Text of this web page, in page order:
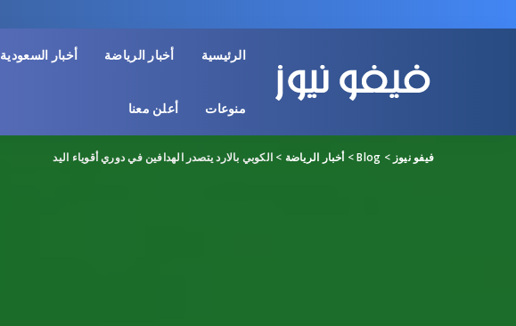
الرئيسية أخبار الرياضة أخبار السعودية
منوعات أعلن معنا
فيفو نيوز >
Blog
> أخبار الرياضة > الكوبي بالارد يتصدر الهدافين في دوري أقوياء اليد